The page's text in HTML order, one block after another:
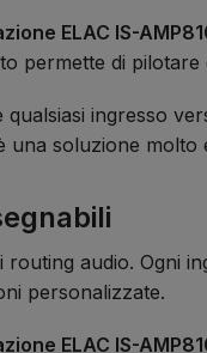
ELAC IS-
permette di
ingresso
soluzione
audio. Ogni
personalizzate.
ELAC IS-